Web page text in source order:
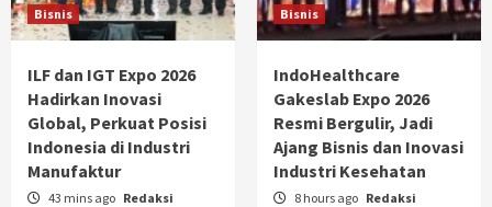
Bisnis
ILF dan IGT Expo 2026
Hadirkan Inovasi
Global, Perkuat Posisi
Indonesia di Industri
Manufaktur
43 mins ago Redaksi
Bisnis
IndoHealthcare
Gakeslab Expo 2026
Resmi Bergulir, Jadi
Ajang Bisnis dan Inovasi
Industri Kesehatan
8 hours ago Redaksi